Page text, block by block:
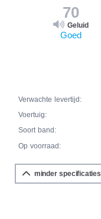
70
Geluid
Goed
Verwachte levertijd:
Voertuig:
Soort band:
Op voorraad:
minder specificaties